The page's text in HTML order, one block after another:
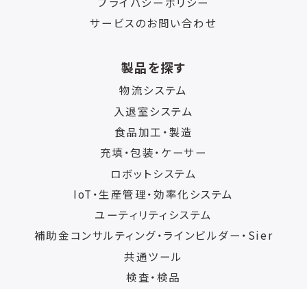
サービスのお問い合わせ
製品を探す
物流システム
入退室システム
食品加工・製造
充填・包装・ケーサー
ロボットシステム
IoT・生産管理・効率化システム
ユーティリティシステム
補助金コンサルティング・ラインビルダー・Sier
共通ツール
検査・検品